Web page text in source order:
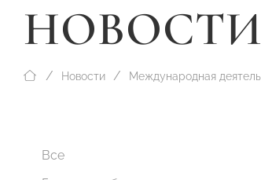
НОВОСТИ
Новости
Все